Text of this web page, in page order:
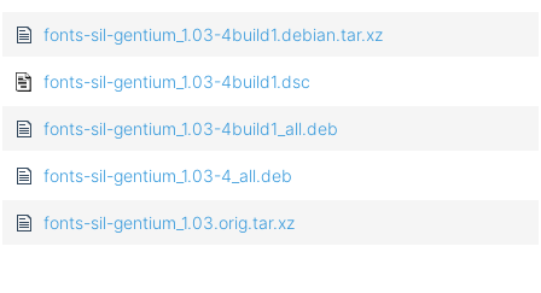
fonts-sil-gentium_1.03-4build1.debian.tar.xz
fonts-sil-gentium_1.03-4build1.dsc
fonts-sil-gentium_1.03-4build1_all.deb
fonts-sil-gentium_1.03-4_all.deb
fonts-sil-gentium_1.03.orig.tar.xz